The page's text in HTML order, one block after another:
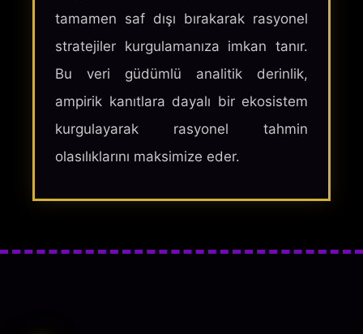
tamamen saf dışı bırakarak rasyonel
stratejiler kurgulamanıza imkan tanır.
Bu veri güdümlü analitik derinlik,
ampirik kanıtlara dayalı bir ekosistem
kurgulayarak rasyonel tahmin
olasılıklarını maksimize eder.